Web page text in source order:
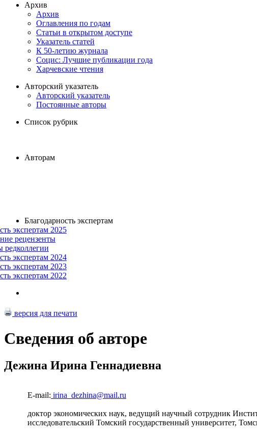
Архив
Архив
Оглавления по годам
Статьи в открытом доступе
Указатель статей
К 50-летию журнала
Социс: Лучшие публикации года
Харчевские чтения
Авторский указатель
Авторский указатель
Постоянные авторы
Список рубрик
Авторам
Благодарность экспертам
экспертам 2025
рецензенты
редколлегии
экспертам 2024
экспертам 2023
экспертам 2022
версия для печати
Сведения об авторе
Дежина Ирина Геннадиевна
E-mail: irina_dezhina@mail.ru
доктор экономических наук, ведущий научный сотрудник
исследовательский Томский государственный университет,